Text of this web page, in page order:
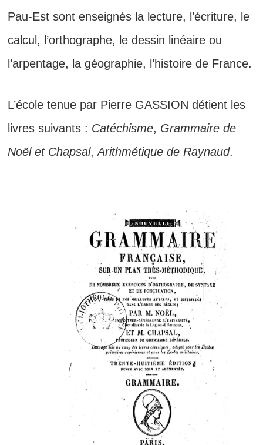
Pau-Est sont enseignés la lecture, l’écriture, le
calcul, l’orthographe, le dessin linéaire ou
l’arpentage, la géographie, l’histoire de France.
L’école tenue par Pierre GASSION détient les
livres suivants : Catéchisme, Grammaire de
Noël et Chapsal,Arithmétique de Raynaud.